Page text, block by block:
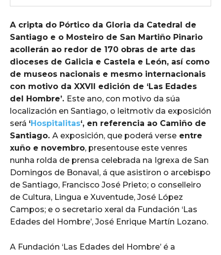
A cripta do Pórtico da Gloria da Catedral de
Santiago e o Mosteiro de San Martiño Pinario
acollerán ao redor de 170 obras de arte das
dioceses de Galicia e Castela e León, así como
de museos nacionais e mesmo internacionais
con motivo da XXVII edición de ‘Las Edades
del Hombre’. Este ano, con motivo da súa
localización en Santiago, o leitmotiv da exposición
será ‘Hospitalitas‘, en referencia ao Camiño de
Santiago. A exposición, que poderá verse entre
xuño e novembro, presentouse este venres
nunha rolda de prensa celebrada na Igrexa de San
Domingos de Bonaval, á que asistiron o arcebispo
de Santiago, Francisco José Prieto; o conselleiro
de Cultura, Lingua e Xuventude, José López
Campos; e o secretario xeral da Fundación ‘Las
Edades del Hombre’, José Enrique Martín Lozano.
A Fundación ‘Las Edades del Hombre’ é a